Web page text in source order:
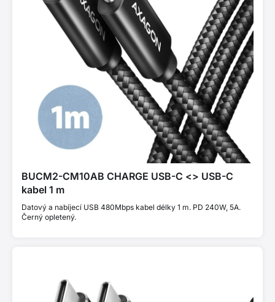
BUCM2-CM10AB CHARGE USB-C <> USB-C
kabel 1 m
Datový a nabíjecí USB 480Mbps kabel délky 1 m. PD 240W, 5A.
Černý opletený.